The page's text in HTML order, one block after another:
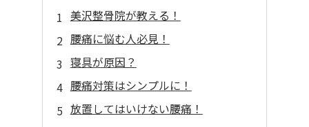
美沢整骨院が教える！
腰痛に悩む人必見！
寝具が原因？
腰痛対策はシンプルに！
放置してはいけない腰痛！